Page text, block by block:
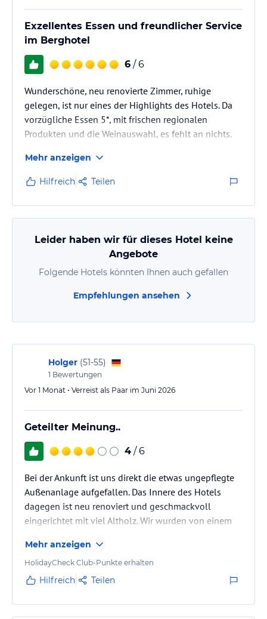
Exzellentes Essen und freundlicher Service
im Berghotel
6 / 6
Wunderschöne, neu renovierte Zimmer, ruhige
gelegen, ist nur eines der Highlights des Hotels. Da
vorzügliche Essen 5*, mit frischen regionalen
Produkten und die Weinauswahl, es fehlt an nichts.
werden sicher wieder einmal ins Berghotel Madlener
reisen.
Mehr anzeigen
Hilfreich Teilen
Leider haben wir für dieses Hotel keine
Angebote
Folgende Hotels könnten Ihnen auch gefallen
Empfehlungen ansehen
Holger (51-55)
1 Bewertungen
Vor 1 Monat • Verreist als Paar im Juni 2026
Geteilter Meinung..
4 / 6
Bei der Ankunft ist uns direkt die etwas ungepflegte
Außenanlage aufgefallen. Das Innere des Hotels
dagegen ist neu renoviert und geschmackvoll
eingerichtet mit viel Altholz. Wir wurden von einem
Wichtige eingewiesen hat. Im Zimmer kam dann die
erste kleine Enttäuschung. Wir hatten schon im
Januar gebucht und haben trotzdem ein Zimmer
Straße. Diese ist stark befahren und man findet nach
Mehr anzeigen
HolidayCheck Club-Punkte erhalten
Hilfreich Teilen